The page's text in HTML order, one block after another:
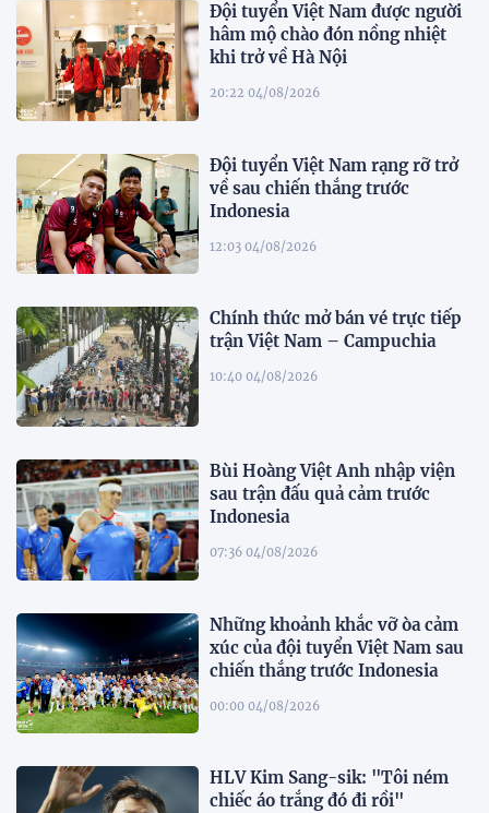
Đội tuyển Việt Nam được người
hâm mộ chào đón nồng nhiệt
khi trở về Hà Nội
20:22 04/08/2026
Đội tuyển Việt Nam rạng rỡ trở
về sau chiến thắng trước
Indonesia
12:03 04/08/2026
Chính thức mở bán vé trực tiếp
trận Việt Nam – Campuchia
10:40 04/08/2026
Bùi Hoàng Việt Anh nhập viện
sau trận đấu quả cảm trước
Indonesia
07:36 04/08/2026
Những khoảnh khắc vỡ òa cảm
xúc của đội tuyển Việt Nam sau
chiến thắng trước Indonesia
00:00 04/08/2026
HLV Kim Sang-sik: "Tôi ném
chiếc áo trắng đó đi rồi"